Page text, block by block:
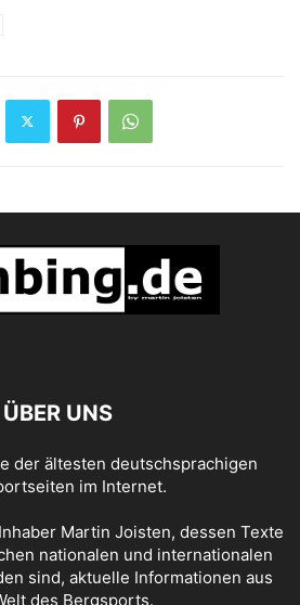
ÜBER UNS
der ältesten deutschsprachigen
im Internet.
Martin Joisten, dessen Texte
nationalen und internationalen
sind, aktuelle Informationen aus
des Bergsports.